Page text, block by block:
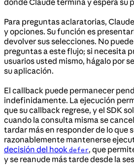
donde Claude termina y espera su
Para preguntas aclaratorias,
y opciones. Su función es
devolver sus selecciones. No
preguntas a este flujo; si necesita
usuarios usted mismo, hágalo por
su aplicación.
El callback puede permanecer
indefinidamente. La ejecución
que su callback regrese, y el SDK
cuando la consulta misma se
tardar más en responder de lo que
razonablemente mantenerse
decisión del hook defer, que
y se reanude más tarde desde la